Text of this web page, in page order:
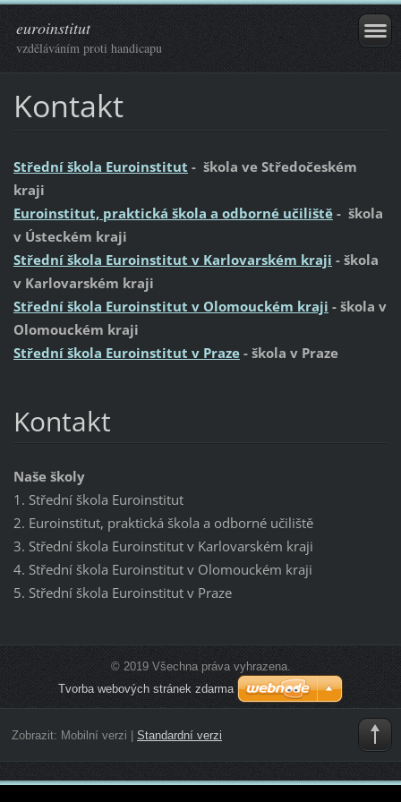
euroinstitut
vzděláváním proti handicapu
Kontakt
Střední škola Euroinstitut - škola ve Středočeském
kraji
Euroinstitut, praktická škola a odborné učiliště- škola
v Ústeckém kraji
Střední škola Euroinstitut v Karlovarském kraji - škola
v Karlovarském kraji
Střední škola Euroinstitut v Olomouckém kraji - škola v
Olomouckém kraji
Střední škola Euroinstitut v Praze- škola v Praze
Kontakt
Naše školy
1. Střední škola Euroinstitut
2. Euroinstitut, praktická škola a odborné učiliště
3. Střední škola Euroinstitut v Karlovarském kraji
4. Střední škola Euroinstitut v Olomouckém kraji
5. Střední škola Euroinstitut v Praze
© 2019 Všechna práva vyhrazena.
Tvorba webových stránek zdarma
Zobrazit: Mobilní verzi Standardní verzi